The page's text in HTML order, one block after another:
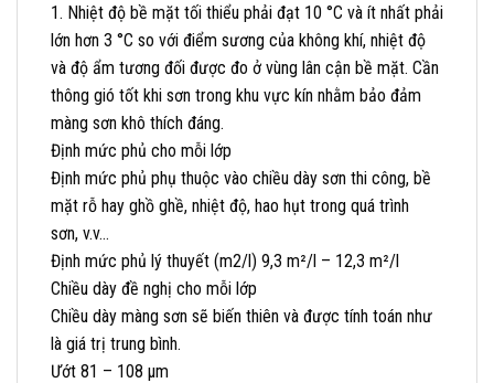
1. Nhiệt độ bề mặt tối thiểu phải đạt 10 °C và ít nhất phải
lớn hơn 3 °C so với điểm sương của không khí, nhiệt độ
và độ ẩm tương đối được đo ở vùng lân cận bề mặt. Cần
thông gió tốt khi sơn trong khu vực kín nhằm bảo đảm
màng sơn khô thích đáng.
Định mức phủ cho mỗi lớp
Định mức phủ phụ thuộc vào chiều dày sơn thi công, bề
mặt rỗ hay ghồ ghề, nhiệt độ, hao hụt trong quá trình
sơn, v.v…
Định mức phủ lý thuyết (m2/l) 9,3 m²/l – 12,3 m²/l
Chiều dày đề nghị cho mỗi lớp
Chiều dày màng sơn sẽ biến thiên và được tính toán như
là giá trị trung bình.
Ướt 81 – 108 µm